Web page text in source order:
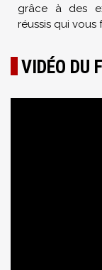
grâce à des
réussis qui vous
VIDÉO DU